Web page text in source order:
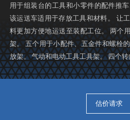
用于组装台的工具和小零件的配件推
该运送车适用于存放工具和材料。 让
料更加方便地运送至装配工位。 两个
架。 五个用于小配件、五金件和螺栓
放架。 气动和电动工具工具架。 四个
估价请求